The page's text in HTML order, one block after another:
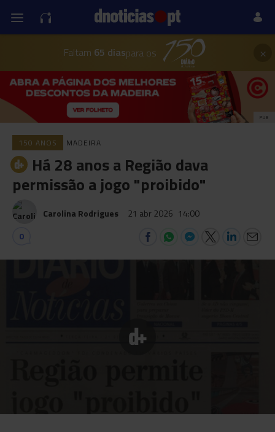
Faltam 65 diaspara os ×
PUB
150 ANOS MADEIRA
Há 28 anos a Região dava
permissão a jogo "proibido"
Carolina Rodrigues 21 abr 2026 14:00
0